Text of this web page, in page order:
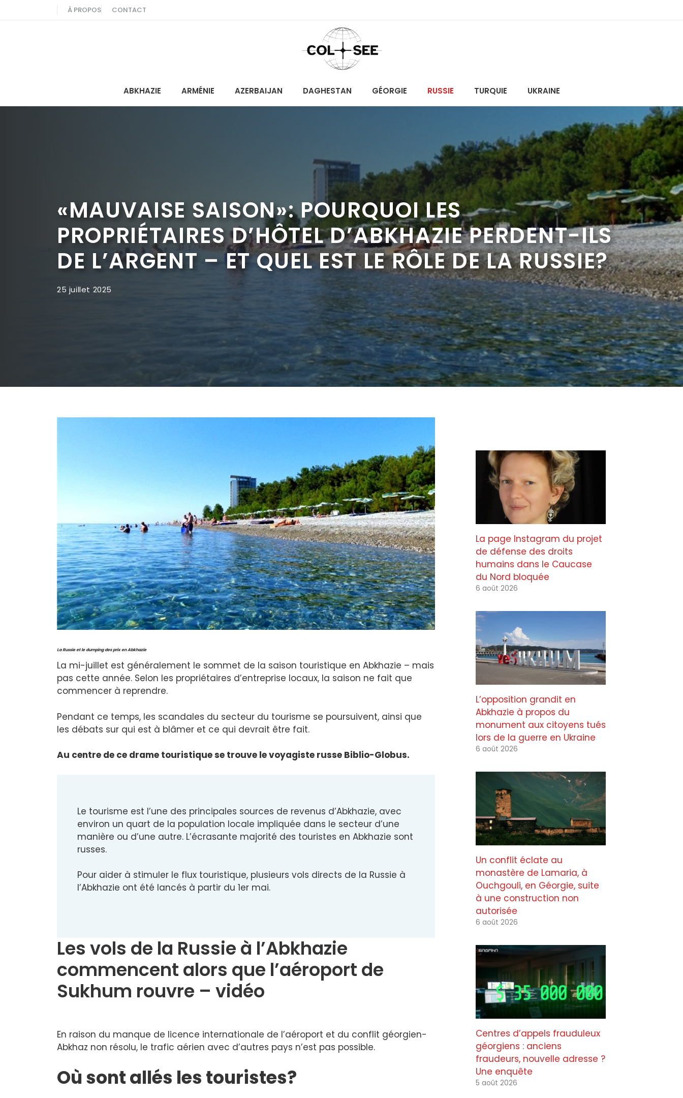
au
À PROPOS CONTACT
ABKHAZIE ARMÉNIE AZERBAIJAN DAGHESTAN GÉORGIE RUSSIE TURQUIE UKRAINE
«MAUVAISE SAISON»: POURQUOI LES
PROPRIÉTAIRES D’HÔTEL D’ABKHAZIE PERDENT-ILS
DE L’ARGENT – ET QUEL EST LE RÔLE DE LA RUSSIE?
25 juillet 2025
La Russie et le dumping des prix en Abkhazie
La mi-juillet est généralement le sommet de la saison touristique en Abkhazie – mais
pas cette année. Selon les propriétaires d’entreprise locaux, la saison ne fait que
commencer à reprendre.
Pendant ce temps, les scandales du secteur du tourisme se poursuivent, ainsi que
les débats sur qui est à blâmer et ce qui devrait être fait.
Au centre de ce drame touristique se trouve le voyagiste russe Biblio-Globus.
Le tourisme est l’une des principales sources de revenus d’Abkhazie, avec
environ un quart de la population locale impliquée dans le secteur d’une
manière ou d’une autre. L’écrasante majorité des touristes en Abkhazie sont
russes.
Pour aider à stimuler le flux touristique, plusieurs vols directs de la Russie à
l’Abkhazie ont été lancés à partir du 1er mai.
Les vols de la Russie à l’Abkhazie
commencent alors que l’aéroport de
Sukhum rouvre – vidéo
En raison du manque de licence internationale de l’aéroport et du conflit géorgien-
Abkhaz non résolu, le trafic aérien avec d’autres pays n’est pas possible.
Où sont allés les touristes?
La page Instagram du projet
de défense des droits
humains dans le Caucase
du Nord bloquée
6 août 2026
L’opposition grandit en
Abkhazie à propos du
monument aux citoyens tués
lors de la guerre en Ukraine
6 août 2026
Un conflit éclate au
monastère de Lamaria, à
Ouchgouli, en Géorgie, suite
à une construction non
autorisée
6 août 2026
Centres d’appels frauduleux
géorgiens : anciens
fraudeurs, nouvelle adresse ?
Une enquête
5 août 2026